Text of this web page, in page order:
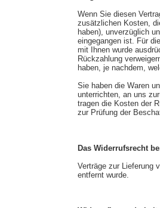
Wenn Sie diesen
zusätzlichen Kosten,
haben), unverzüglich
eingegangen ist. Für
mit Ihnen wurde
Rückzahlung
haben, je nachdem,
Sie haben die Waren
unterrichten, an uns
tragen die Kosten der
zur Prüfung der
Das Widerrufsrecht
Verträge zur Lieferung
entfernt wurde.